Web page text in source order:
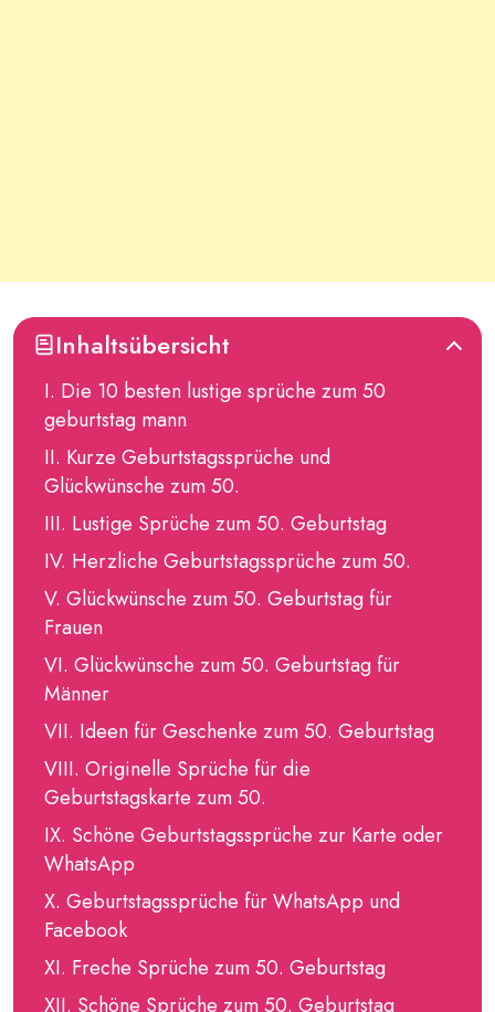
Inhaltsübersicht
Die 10 besten lustige sprüche zum 50
geburtstag mann
Kurze Geburtstagssprüche und
Glückwünsche zum 50.
Lustige Sprüche zum 50. Geburtstag
Herzliche Geburtstagssprüche zum 50.
Glückwünsche zum 50. Geburtstag für
Frauen
Glückwünsche zum 50. Geburtstag für
Männer
Ideen für Geschenke zum 50. Geburtstag
Originelle Sprüche für die
Geburtstagskarte zum 50.
Schöne Geburtstagssprüche zur Karte oder
WhatsApp
Geburtstagssprüche für WhatsApp und
Facebook
Freche Sprüche zum 50. Geburtstag
Schöne Sprüche zum 50. Geburtstag